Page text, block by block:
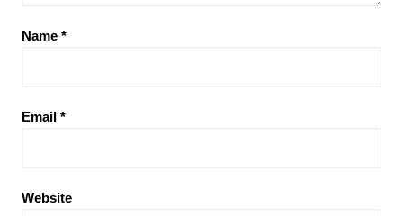
Name *
Email *
Website